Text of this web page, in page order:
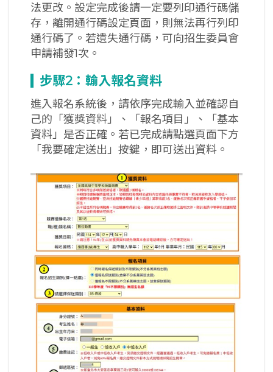
法更改。設定完成後請一定要列印通行碼儲
存，離開通行碼設定頁面，則無法再行列印
通行碼了。若遺失通行碼，可向招生委員會
申請補發1次。
步驟2 ：輸入報名資料
進入報名系統後，請依序完成輸入並確認自
己的「獲獎資料」、「報名項目」、「基本
資料」是否正確。若已完成請點選頁面下方
「我要確定送出」按鍵，即可送出資料。